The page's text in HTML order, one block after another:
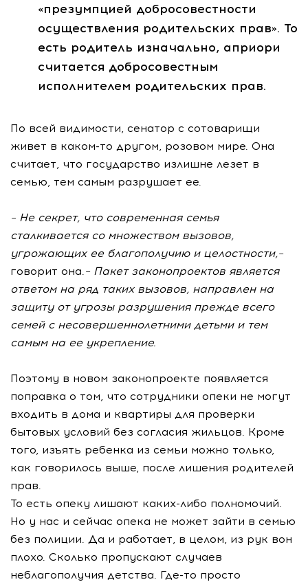
«презумпцией добросовестности
осуществления родительских прав». То
есть родитель изначально, априори
считается добросовестным
исполнителем родительских прав.
По всей видимости, сенатор с сотоварищи
живет в каком-то другом, розовом мире. Она
считает, что государство излишне лезет в
семью, тем самым разрушает ее.
– Не секрет, что современная семья
сталкивается со множеством вызовов,
угрожающих ее благополучию и целостности,–
говорит она.– Пакет законопроектов является
ответом на ряд таких вызовов, направлен на
защиту от угрозы разрушения прежде всего
семей с несовершеннолетними детьми и тем
самым на ее укрепление.
Поэтому в новом законопроекте появляется
поправка о том, что сотрудники опеки не могут
входить в дома и квартиры для проверки
бытовых условий без согласия жильцов. Кроме
того, изъять ребенка из семьи можно только,
как говорилось выше, после лишения родителей
прав.
То есть опеку лишают каких-либо полномочий.
Но у нас и сейчас опека не может зайти в семью
без полиции. Да и работает, в целом, из рук вон
плохо. Сколько пропускают случаев
неблагополучия детства. Где-то просто